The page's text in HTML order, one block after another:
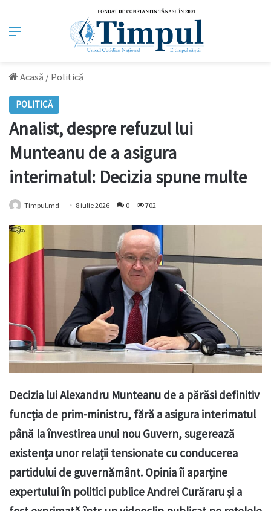
Meniu
Acasă / Politică
POLITICĂ
Analist, despre refuzul lui
Munteanu de a asigura
interimatul: Decizia spune multe
Timpul.md 8 iulie 2026 0 702
Decizia lui Alexandru Munteanu de a părăsi definitiv
funcția de prim-ministru, fără a asigura interimatul
până la învestirea unui nou Guvern, sugerează
existența unor relații tensionate cu conducerea
partidului de guvernământ. Opinia îi aparține
expertului în politici publice Andrei Curăraru și a